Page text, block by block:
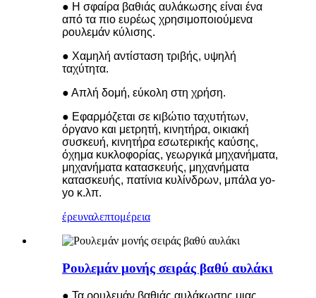
● Η σφαίρα βαθιάς αυλάκωσης είναι ένα
από τα πιο ευρέως χρησιμοποιούμενα
ρουλεμάν κύλισης.
● Χαμηλή αντίσταση τριβής, υψηλή
ταχύτητα.
● Απλή δομή, εύκολη στη χρήση.
● Εφαρμόζεται σε κιβώτιο ταχυτήτων,
όργανο και μετρητή, κινητήρα, οικιακή
συσκευή, κινητήρα εσωτερικής καύσης,
όχημα κυκλοφορίας, γεωργικά μηχανήματα,
μηχανήματα κατασκευής, μηχανήματα
κατασκευής, πατίνια κυλίνδρων, μπάλα yo-
yo κ.λπ.
έρευναλεπτομέρεια
Ρουλεμάν μονής σειράς βαθύ αυλάκι
● Τα ρουλεμάν βαθιάς αυλάκωσης μιας